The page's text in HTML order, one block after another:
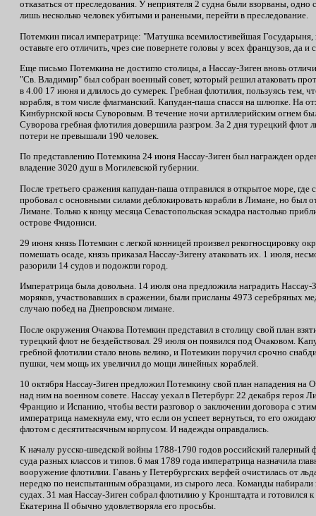
отказаться от преследования. У неприятеля 2 судна были взорваны,
лишь несколько человек убитыми и ранеными, перейти в преследование.
Потемкин писал императрице: "Матушка всемилостивейшая
оставьте его отличить, чрез сие повернете головы у всех французов, да и
Еще письмо Потемкина не достигло столицы, а Нассау-Зиген вновь
"Св. Владимир" был собран военный совет, который решил атаковать
в 4.00 17 июня и длилось до сумерек. Гребная флотилия, пользуясь тем,
корабля, в том числе флагманский. Капудан-паша спасся на шлюпке. На
Кинбурнской косы Суворовым. В течение ночи артиллерийским огнем
Суворова гребная флотилия довершила разгром. За 2 дня турецкий
потери не превышали 190 человек.
По представлению Потемкина 24 июня Нассау-Зиген был награжден
владение 3020 душ в Могилевской губернии.
После третьего сражения капудан-паша отправился в открытое море,
пробовал с основными силами деблокировать корабли в Лимане, но был
Лимане. Только к концу месяца Севастопольская эскадра настолько
острове Фидониси.
29 июня князь Потемкин с легкой конницей произвел рекогносцировку
помешать осаде, князь приказал Нассау-Зигену атаковать их. 1 июля,
разорили 14 судов и подожгли город.
Императрица была довольна. 14 июля она предложила наградить
моряков, участвовавших в сражении, были присланы 4973 серебряных
случаю побед на Днепровском лимане.
После окружения Очакова Потемкин представил в столицу свой план
турецкий флот не бездействовал. 29 июля он появился под Очаковом.
гребной флотилии стало вновь велико, и Потемкин поручил срочно
пушки, чем мощь их увеличил до мощи линейных кораблей.
10 октября Нассау-Зиген предложил Потемкину свой план нападения на
над ним на военном совете. Нассау уехал в Петербург. 22 декабря героя
Францию и Испанию, чтобы вести разговор о заключении договора с
императрица намекнула ему, что если он успеет вернуться, то его
флотом с десятитысячным корпусом. И надежды оправдались.
К началу русско-шведской войны 1788-1790 годов российский
суда разных классов и типов. 6 мая 1789 года императрица назначила
вооружение флотилии. Гавань у Петербургских верфей очистилась от
нередко по неиспытанным образцами, из сырого леса. Команды
судах. 31 мая Нассау-Зиген собрал флотилию у Кронштадта и
Екатерина II обычно удовлетворяла его просьбы.